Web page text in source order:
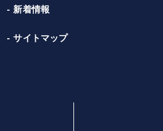
新着情報
サイトマップ